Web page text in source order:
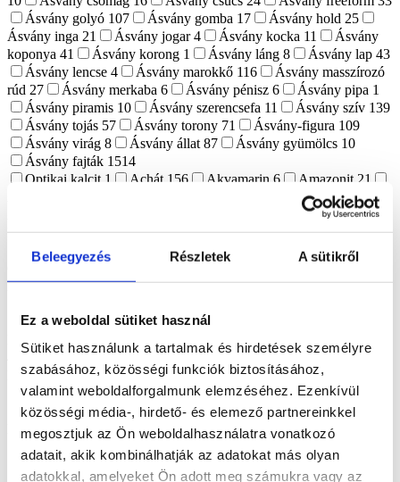
Beleegyezés Részletek A sütikről
Ez a weboldal sütiket használ
Sütiket használunk a tartalmak és hirdetések személyre
szabásához, közösségi funkciók biztosításához,
valamint weboldalforgalmunk elemzéséhez. Ezenkívül
közösségi média-, hirdető- és elemező partnereinkkel
megosztjuk az Ön weboldalhasználatra vonatkozó
adatait, akik kombinálhatják az adatokat más olyan
adatokkal, amelyeket Ön adott meg számukra vagy az
Ásvány golyó 107 Ásvány gomba 17 Ásvány hold 25
Ásvány inga 21 Ásvány jogar4 Ásvány kocka 11
Ásvány
koponya 41 Ásvány korong 1 Ásvány láng 8 Ásvány lap 43
Ásvány lencse 4 Ásvány marokkő 116
Ásvány masszírozó
rúd 27 Ásvány merkaba 6 Ásvány pénisz 6 Ásvány pipa 1
Ásvány piramis 10 Ásvány szerencsefa 11 Ásvány szív 139
Ásvány tojás 57 Ásvány torony 71 Ásvány-figura 109
Ásvány virág 8 Ásvány állat 87 Ásvány gyümölcs 10
Ásvány fajták 1514
Optikai kalcit 1 Achát 156 Akvamarin 6 Amazonit 21
Asztrofillit8
Azurit-malachit1
Borostyán6 Bronzit2 Citrin1 Cölesztin12
Dongó jáspis
Eperkvarc4 45 Főnix kő Füstkvarc5
Holdkő45 Howlit11 Indigo Gabbro9 Írásgránit1 Iolit1
Kék kalcit9 Kianit8 Kristály telep
Kunzit
Kvarc23 Labradorit 82 Lápis lazuli
Larvikit
Lávakő6 Lepidolit15 Malachit39 Márvány1
Merlinit17 Mohaachát2 Napkő1 Obszidián30
Opál2 Pirit22 Prehnit1 Purpurit1 Realgár1
Riolit
Rodokrozit4 Rodonit6 Rózsakvarc 123 Rubellit
Rubin zoizit3 Rutilkvarc4 Shungit17 Szelenit63
Szeptária
Szerpentin15 Szfalerit 15 Szodalit
Tigrisszem23 Turmalin8 Turmalinkvarc1 Vanadinit